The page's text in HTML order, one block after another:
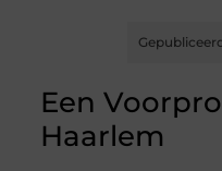
Een
Haarlem